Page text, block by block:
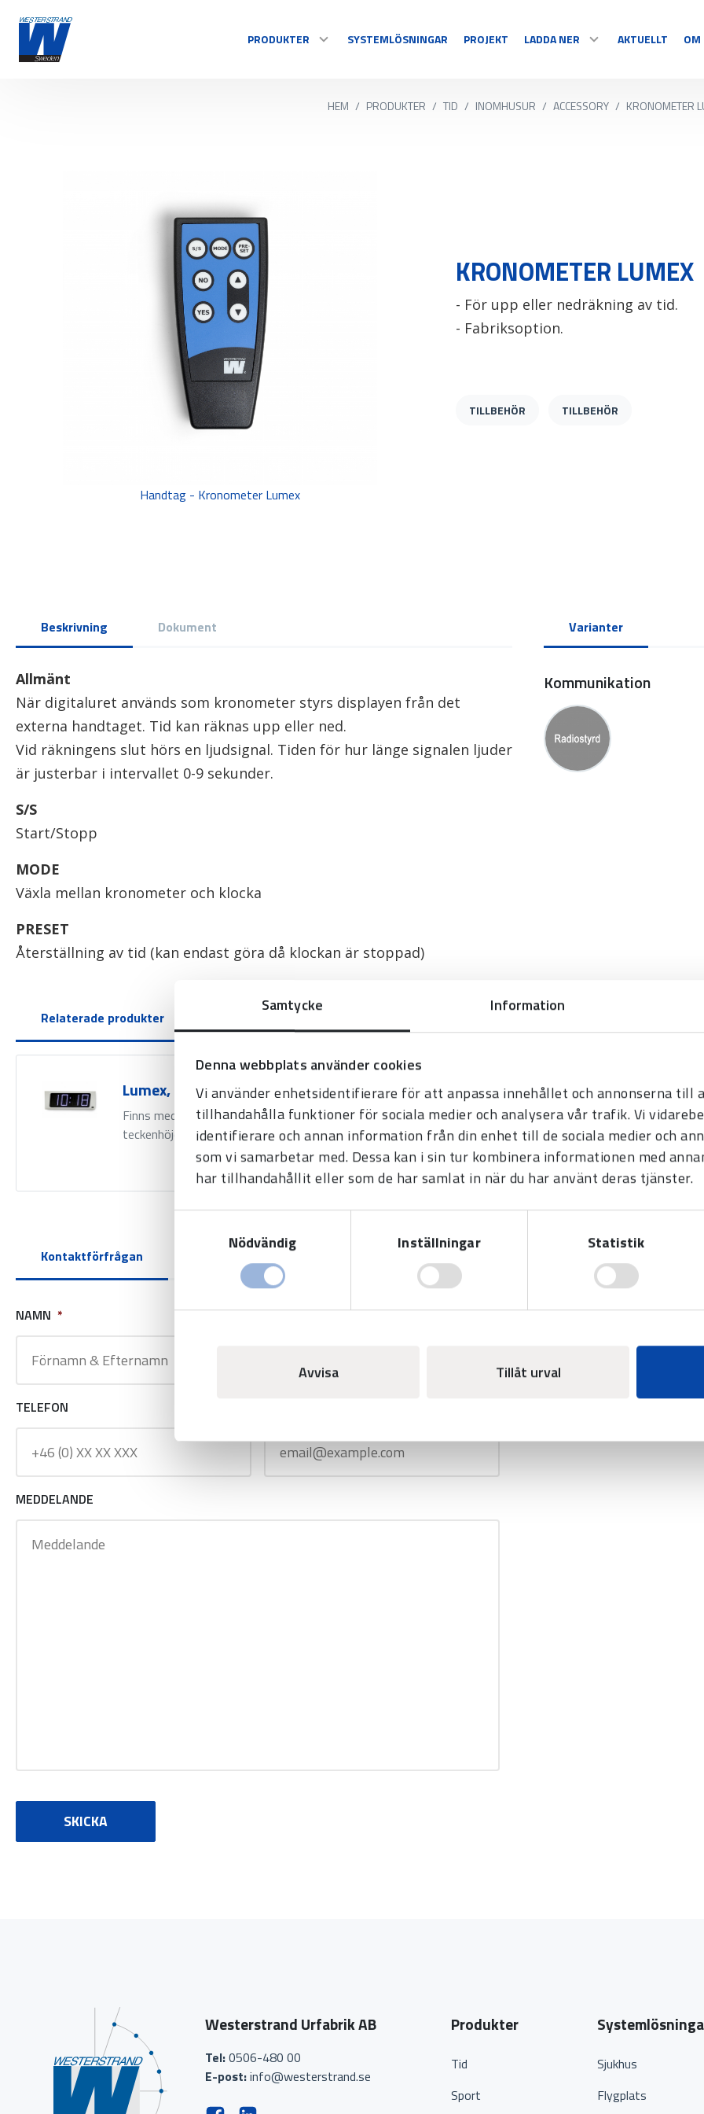
Samtycke Information
Denna webbplats använder cookies
Vi använder enhetsidentifierare för att anpassa innehållet och annonserna till
tillhandahålla funktioner för sociala medier och analysera vår trafik. Vi
identifierare och annan information från din enhet till de sociala medier och
som vi samarbetar med. Dessa kan i sin tur kombinera informationen med
har tillhandahållit eller som de har samlat in när du har använt deras tjänster.
Nödvändig
Inställningar Statistik
Avvisa Tillåt urval
PRODUKTER
Styrsystem
Se alla
SPORT
DISPLAY
SYSTEMLÖSNINGAR PROJEKT LADDA NER AKTUELLT OM
HEM / PRODUKTER / TID / INOMHUSUR / ACCESSORY / KRONOMETER
Handtag - Kronometer Lumex
KRONOMETER LUMEX
- För upp eller nedräkning av tid.
- Fabriksoption.
TILLBEHÖR TILLBEHÖR
Beskrivning Dokument
Allmänt
När digitaluret används som kronometer styrs displayen från det
externa handtaget. Tid kan räknas upp eller ned.
Vid räkningens slut hörs en ljudsignal. Tiden för hur länge signalen ljuder
är justerbar i intervallet 0-9 sekunder.
S/S
Start/Stopp
MODE
Växla mellan kronometer och klocka
PRESET
Återställning av tid (kan endast göra då klockan är stoppad)
Varianter
Kommunikation
Relaterade produkter
Lumex, inomhus
Finns med flera styrsätt i olika
teckenhöjder och färger.
Lumex - med sekund,
inomhus
Finns med flera styrsätt i olika
teckenhöjder och färger.
Kontaktförfrågan
NAMN * FÖRETAGSNAMN
TELEFON
MEDDELANDE
SKICKA
Westerstrand Urfabrik AB
Tel:0506-480 00
E-post:info@westerstrand.se
Produkter
Tid
Sport
Sjukhus
Flygplats